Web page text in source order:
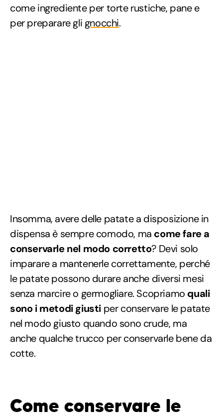
come ingrediente per torte rustiche, pane e
per preparare gli gnocchi.
Insomma, avere delle patate a disposizione in
dispensa è sempre comodo, ma come fare a
conservarle nel modo corretto? Devi solo
imparare a mantenerle correttamente, perché
le patate possono durare anche diversi mesi
senza marcire o germogliare. Scopriamo quali
sono i metodi giusti per conservare le patate
nel modo giusto quando sono crude, ma
anche qualche trucco per conservarle bene da
cotte.
Come conservare le